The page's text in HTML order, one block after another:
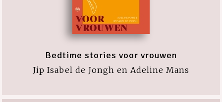
Bedtime stories voor vrouwen
Jip Isabel de Jongh en Adeline Mans